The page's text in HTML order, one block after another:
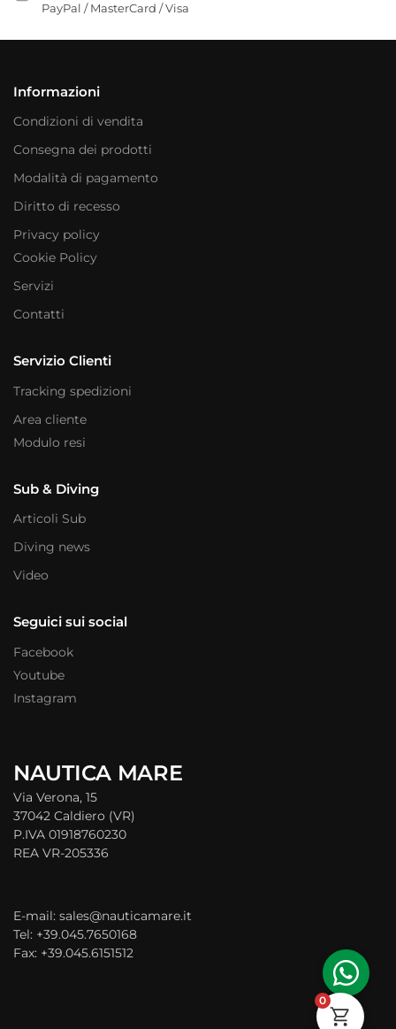
PayPal / MasterCard / Visa
Informazioni
Condizioni di vendita
Consegna dei prodotti
Modalità di pagamento
Diritto di recesso
Privacy policy
Cookie Policy
Servizi
Contatti
Servizio Clienti
Tracking spedizioni
Area cliente
Modulo resi
Sub & Diving
Articoli Sub
Diving news
Video
Seguici sui social
Facebook
Youtube
Instagram
NAUTICA MARE
Via Verona, 15
37042 Caldiero (VR)
P.IVA 01918760230
REA VR-205336
E-mail: sales@nauticamare.it
Tel: +39.045.7650168
Fax: +39.045.6151512
0